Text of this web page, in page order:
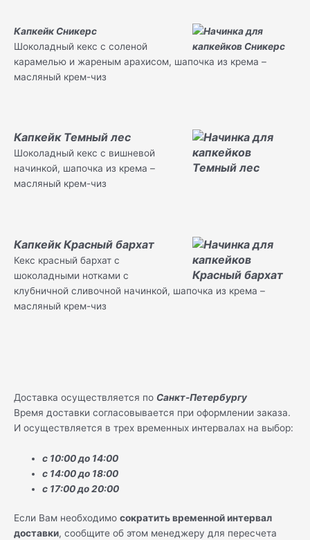
Капкейк Сникерс
Шоколадный кекс с соленой
карамелью и жареным арахисом, шапочка из крема –
масляный крем-чиз
Капкейк Темный лес
Шоколадный кекс с вишневой
начинкой, шапочка из крема –
масляный крем-чиз
Капкейк Красный бархат
Кекс красный бархат с
шоколадными нотками с
клубничной сливочной начинкой, шапочка из крема –
масляный крем-чиз
Доставка осуществляется по Санкт-Петербургу
Время доставки согласовывается при оформлении заказа.
И осуществляется в трех временных интервалах на выбор:
с 10:00 до 14:00
с 14:00 до 18:00
с 17:00 до 20:00
Если Вам необходимо сократить временной интервал
доставки, сообщите об этом менеджеру для пересчета